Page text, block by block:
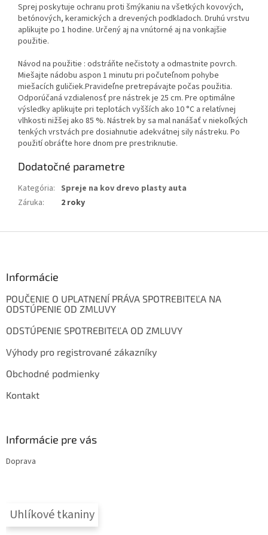
Sprej poskytuje ochranu proti šmýkaniu na všetkých kovových,
betónových, keramických a drevených podkladoch. Druhú vrstvu
aplikujte po 1 hodine. Určený aj na vnútorné aj na vonkajšie
použitie.
Návod na použitie : odstráňte nečistoty a odmastnite povrch.
Miešajte nádobu aspon 1 minutu pri počuteľnom pohybe
miešacích guličiek.Pravideľne pretrepávajte počas použitia.
Odporúčaná vzdialenosť pre nástrek je 25 cm. Pre optimálne
výsledky aplikujte pri teplotách vyšších ako 10 °C a relatívnej
vlhkosti nižšej ako 85 %. Nástrek by sa mal nanášať v niekoľkých
tenkých vrstvách pre dosiahnutie adekvátnej sily nástreku. Po
použití obráťte hore dnom pre prestriknutie.
Dodatočné parametre
Kategória: Spreje na kov drevo plasty auta
Záruka: 2 roky
Informácie
POUČENIE O UPLATNENÍ PRÁVA SPOTREBITEĽA NA
ODSTÚPENIE OD ZMLUVY
ODSTÚPENIE SPOTREBITEĽA OD ZMLUVY
Výhody pro registrované zákazníky
Obchodné podmienky
Kontakt
Informácie pre vás
Doprava
Uhlíkové tkaniny